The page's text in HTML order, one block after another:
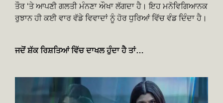
ਤੌਰ ‘ਤੇ ਆਪਣੀ ਗਲਤੀ ਮੰਨਣਾ ਔਖਾ ਲੱਗਦਾ ਹੈ। ਇਹ ਮਨੋਵਿਗਿਆਨਕ
ਰੁਝਾਨ ਹੀ ਕਈ ਵਾਰ ਵੱਡੇ ਵਿਵਾਦਾਂ ਨੂੰ ਹੋਰ ਧੁਰਿਆਂ ਵਿੱਚ ਵੰਡ ਦਿੰਦਾ ਹੈ।
ਜਦੋਂ ਸ਼ੱਕ ਰਿਸ਼ਤਿਆਂ ਵਿੱਚ ਦਾਖਲ ਹੁੰਦਾ ਹੈ ਤਾਂ…